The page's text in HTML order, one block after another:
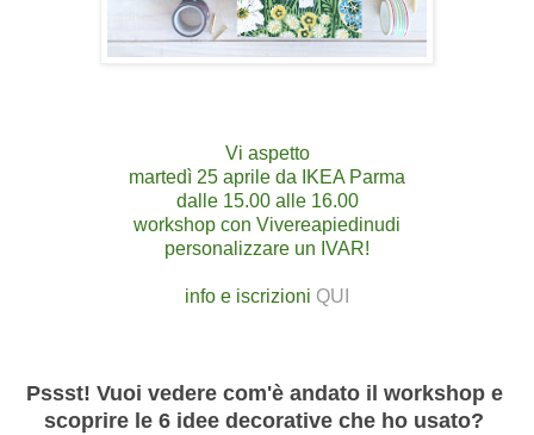
Vi aspetto
martedì 25 aprile da IKEA Parma
dalle 15.00 alle 16.00
workshop con Vivereapiedinudi
personalizzare un IVAR!
info e iscrizioni QUI
Pssst! Vuoi vedere com'è andato il workshop e
scoprire le 6 idee decorative che ho usato?